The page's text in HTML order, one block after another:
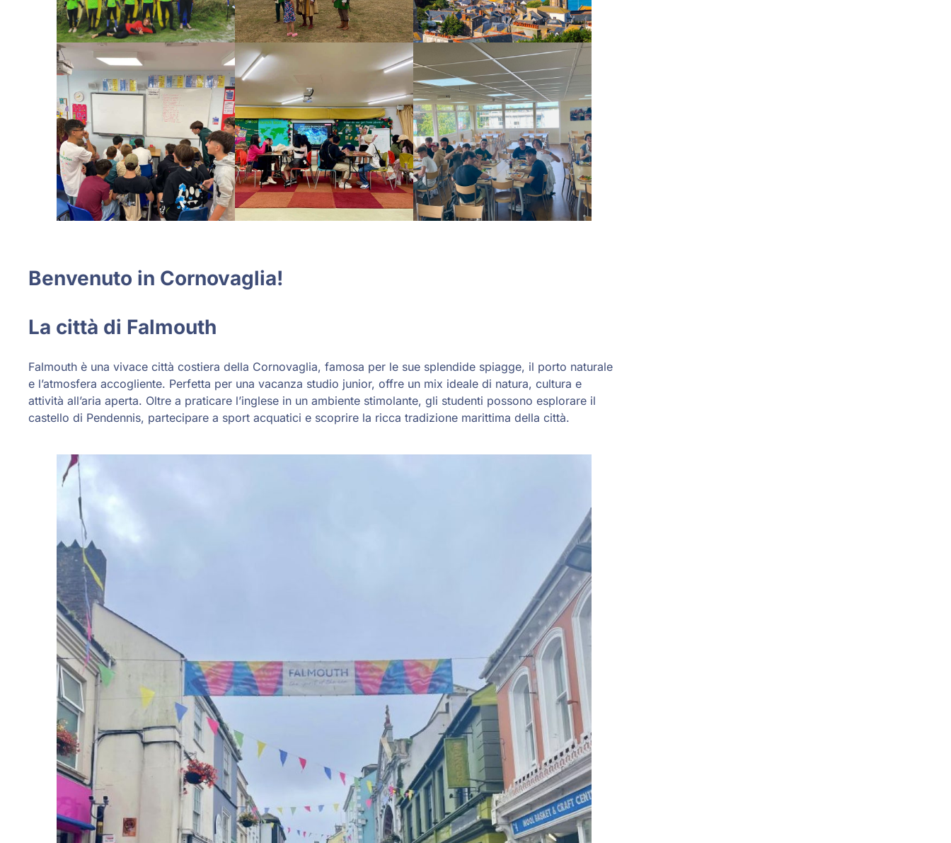
Benvenuto in Cornovaglia!
La città di Falmouth
Falmouth è una vivace città costiera della Cornovaglia, famosa per le sue splendide spiagge, il porto naturale
e l’atmosfera accogliente. Perfetta per una vacanza studio junior, offre un mix ideale di natura, cultura e
attività all’aria aperta. Oltre a praticare l’inglese in un ambiente stimolante, gli studenti possono esplorare il
castello di Pendennis, partecipare a sport acquatici e scoprire la ricca tradizione marittima della città.